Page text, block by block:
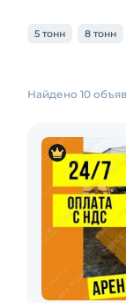
5 тонн 8 тонн
Найдено 10